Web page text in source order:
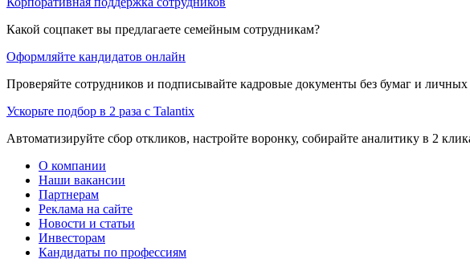
Какой соцпакет вы предлагаете семейным сотрудникам?
Оформляйте кандидатов онлайн
Проверяйте сотрудников и подписывайте кадровые документы без бумаг и личных
Ускорьте подбор в 2 раза с Talantix
Автоматизируйте сбор откликов, настройте воронку, собирайте аналитику в 2
О компании
Наши вакансии
Партнерам
Реклама на сайте
Новости и статьи
Инвесторам
Кандидаты по профессиям